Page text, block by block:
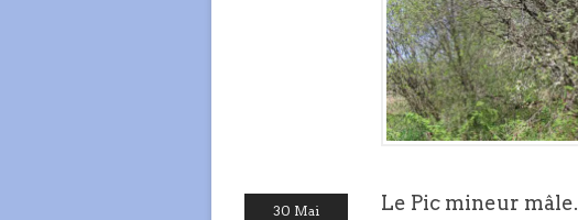
30 Mai Le Pic mineur mâle.